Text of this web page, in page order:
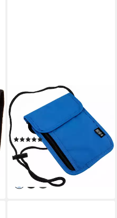
FOUORTUNATE-BEE
Brustbeutel RFID-Schutz
Brusttasche – Wasserfester,
Diebstahlsicherer Travel Bag
(2)
12,99 € 25,99 €
-50%
lieferbar in 2 Wochen